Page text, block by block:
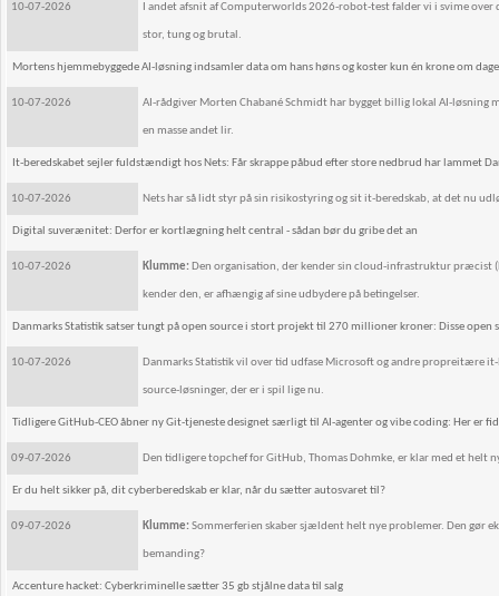
10-07-2026 I andet afsnit af Computerworlds 2026-robot-test falder vi i svime
stor, tung og brutal.
Mortens hjemmebyggede AI-løsning indsamler data om hans høns og koster kun én krone om
10-07-2026 AI-rådgiver Morten Chabané Schmidt har bygget billig lokal AI-løsning
en masse andet lir.
It-beredskabet sejler fuldstændigt hos Nets: Får skrappe påbud efter store nedbrud har lammet
10-07-2026 Nets har så lidt styr på sin risikostyring og sit it-beredskab, at det nu
Digital suverænitet: Derfor er kortlægning helt central - sådan bør du gribe det an
10-07-2026 Klumme: Den organisation, der kender sin cloud-infrastruktur præcist
kender den, er afhængig af sine udbydere på betingelser.
Danmarks Statistik satser tungt på open source i stort projekt til 270 millioner kroner: Disse open
10-07-2026 Danmarks Statistik vil over tid udfase Microsoft og andre propreitære
source-løsninger, der er i spil lige nu.
Tidligere GitHub-CEO åbner ny Git-tjeneste designet særligt til AI-agenter og vibe coding: Her er
09-07-2026 Den tidligere topchef for GitHub, Thomas Dohmke, er klar med et
Er du helt sikker på, dit cyberberedskab er klar, når du sætter autosvaret til?
09-07-2026 Klumme:Sommerferien skaber sjældent helt nye problemer. Den gør
bemanding?
Accenture hacket: Cyberkriminelle sætter 35 gb stjålne data til salg